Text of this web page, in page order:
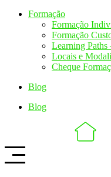
Formação
Formação
Formação
Learning Paths
Locais e
Cheque
Blog
Blog